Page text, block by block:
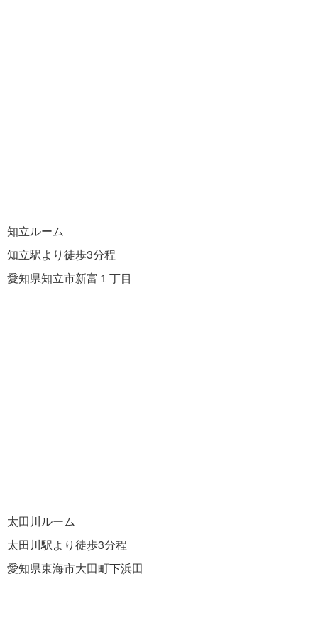
知立ルーム
知立駅より徒歩3分程
愛知県知立市新富１丁目
太田川ルーム
太田川駅より徒歩3分程
愛知県東海市大田町下浜田